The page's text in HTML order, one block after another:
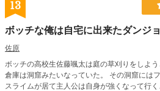
13
ボッチな俺は自宅に出来たダンジ
佐原
ボッチの高校生佐藤颯太は庭の草刈りをしよ
倉庫は洞窟みたいなっていた。 その洞窟には
スライムが居て主人公は自身が強くなって行